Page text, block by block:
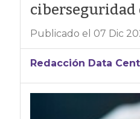
ciberseguridad
Publicado el 07 Dic
Redacción Data